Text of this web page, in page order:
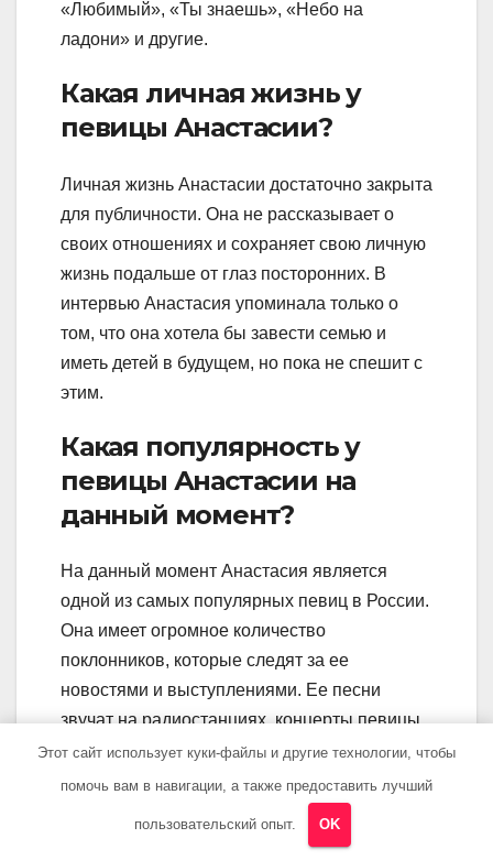
«Любимый», «Ты знаешь», «Небо на
ладони» и другие.
Какая личная жизнь у
певицы Анастасии?
Личная жизнь Анастасии достаточно закрыта
для публичности. Она не рассказывает о
своих отношениях и сохраняет свою личную
жизнь подальше от глаз посторонних. В
интервью Анастасия упоминала только о
том, что она хотела бы завести семью и
иметь детей в будущем, но пока не спешит с
этим.
Какая популярность у
певицы Анастасии на
данный момент?
На данный момент Анастасия является
одной из самых популярных певиц в России.
Она имеет огромное количество
поклонников, которые следят за ее
новостями и выступлениями. Ее песни
звучат на радиостанциях, концерты певицы
всегда собирают полные залы. Безусловно,
популярность Анастасии растет с каждым
Этот сайт использует куки-файлы и другие технологии, чтобы
помочь вам в навигации, а также предоставить лучший
пользовательский опыт. OK